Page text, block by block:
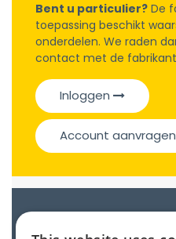
Bent u particulier? De
toepassing beschikt
onderdelen. We raden
contact met de
Inloggen
Account aanvragen